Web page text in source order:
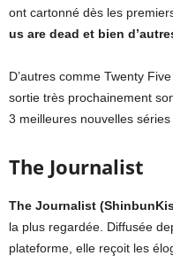
ont cartonné dès les
us are dead et bien
D’autres comme Twenty
sortie très prochainement
3 meilleures nouvelles séries
The Journalist
The Journalist
la plus regardée. Diffusée
plateforme, elle reçoit les